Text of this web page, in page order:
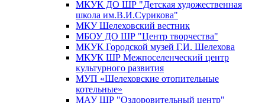
МКУК ДО ШР "Детская художественная
школа им.В.И.Сурикова"
МКУ Шелеховский вестник
МБОУ ДО ШР "Центр творчества"
МКУК Городской музей Г.И. Шелехова
МКУК ШР Межпоселенческий центр
культурного развития
МУП «Шелеховские отопительные
котельные»
МАУ ШР "Оздоровительный центр"